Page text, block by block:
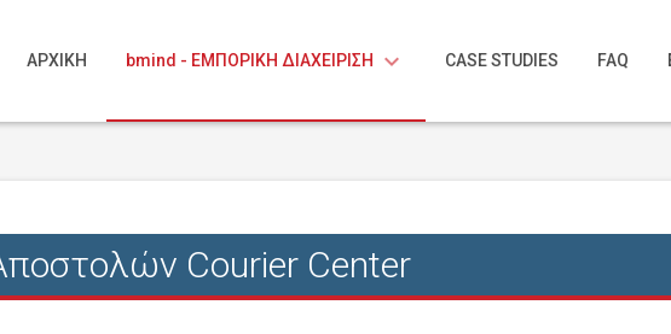
ΑΡΧΙΚΗ bmind - ΕΜΠΟΡΙΚΗ ΔΙΑΧΕΙΡΙΣΗ keyboard_arrow_down CASE STUDIES FAQ
Courier Center